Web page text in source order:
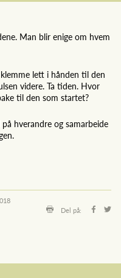
Man blir enige om hvem
lett i hånden til den
videre. Ta tiden. Hvor
til den som startet?
hverandre og samarbeide
Del på: